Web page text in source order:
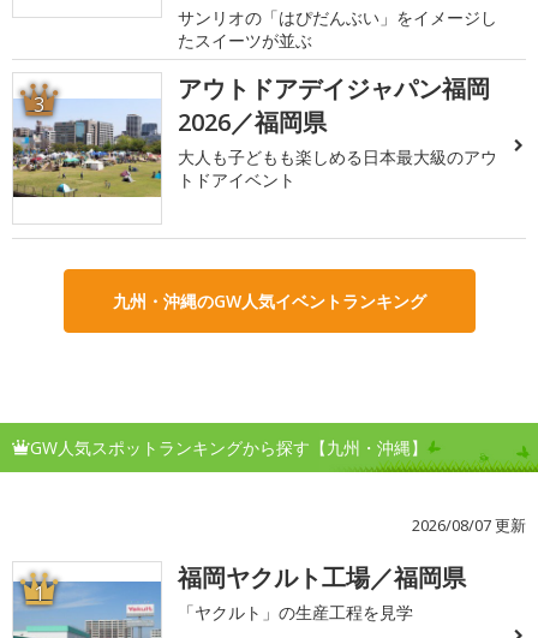
サンリオの「はぴだんぶい」をイメージし
たスイーツが並ぶ
3
アウトドアデイジャパン福岡
2026／福岡県
大人も子どもも楽しめる日本最大級のアウ
トドアイベント
九州・沖縄のGW人気イベントランキング
GW人気スポットランキングから探す【九州・沖縄】
2026/08/07 更新
1 福岡ヤクルト工場／福岡県
「ヤクルト」の生産工程を見学